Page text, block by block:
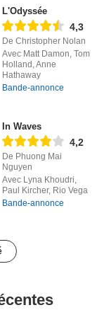
L'Odyssée
4,3
De Christopher Nolan
Avec Matt Damon, Tom
Holland, Anne
Hathaway
Bande-annonce
In Waves
4,2
De Phuong Mai
Nguyen
Avec Lyna Khoudri,
Paul Kircher, Rio Vega
Bande-annonce